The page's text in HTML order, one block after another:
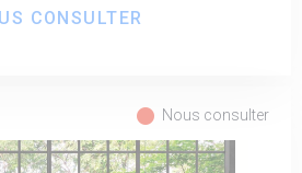
CONSULTER
fiber_manual_record Nous consulter